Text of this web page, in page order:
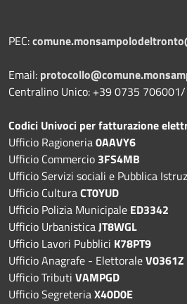
PEC:
Email:
Centralino Unico: +39 0735
Codici Univoci per fatturazione
Ufficio Ragioneria0AAVY6
Ufficio Commercio 3FS4MB
Ufficio Servizi sociali e Pubblica
Ufficio CulturaCT0YUD
Ufficio Polizia Municipale ED3342
Ufficio UrbanisticaJT8WGL
Ufficio Lavori Pubblici K78PT9
Ufficio Anagrafe - ElettoraleV0361Z
Ufficio Tributi VAMPGD
Ufficio SegreteriaX40D0E